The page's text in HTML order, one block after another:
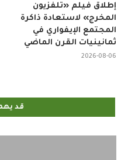
إطلاق فيلم «تلفزيون
المخرج» لاستعادة ذاكرة
المجتمع الإيفواري في
ثمانينيات القرن الماضي
2026-08-06
قد